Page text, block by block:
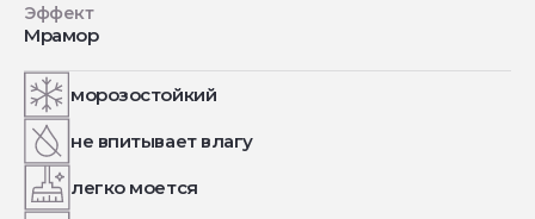
Эффект
Мрамор
морозостойкий
не впитывает влагу
легко моется